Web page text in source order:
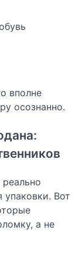
вполне
осознанно.
упаковки. Вот
а не